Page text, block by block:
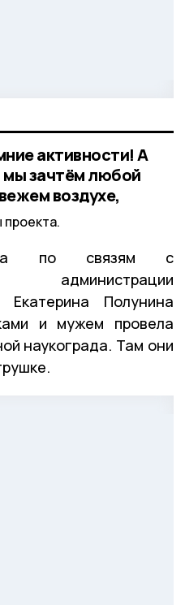
активности! А
мы зачтём любой
воздухе,
по связям с
администрации
Екатерина Полунина
и мужем провела
наукограда. Там они